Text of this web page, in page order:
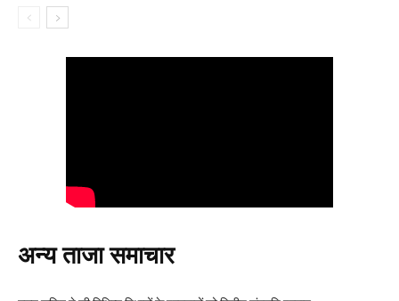
अन्य ताजा समाचार